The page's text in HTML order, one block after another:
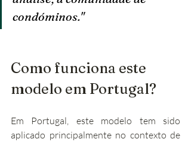
condóminos."
Como funciona este
modelo em Portugal?
Em Portugal, este modelo tem sido